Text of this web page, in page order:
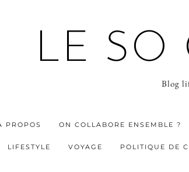
LE SO
Blog
PROPOS ON COLLABORE ENSEMBLE ?
LIFESTYLE VOYAGE POLITIQUE DE